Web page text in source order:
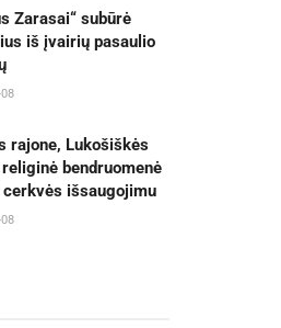
Zarasai“ subūrė
iš įvairių pasaulio
rajone, Lukošiškės
bendruomenė
išsaugojimu